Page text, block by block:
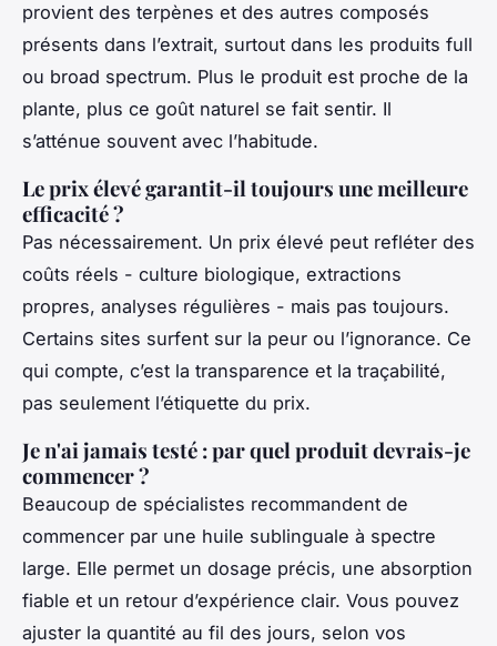
provient des terpènes et des autres composés
présents dans l’extrait, surtout dans les produits full
ou broad spectrum. Plus le produit est proche de la
plante, plus ce goût naturel se fait sentir. Il
s’atténue souvent avec l’habitude.
Le prix élevé garantit-il toujours une meilleure
efficacité ?
Pas nécessairement. Un prix élevé peut refléter des
coûts réels - culture biologique, extractions
propres, analyses régulières - mais pas toujours.
Certains sites surfent sur la peur ou l’ignorance. Ce
qui compte, c’est la transparence et la traçabilité,
pas seulement l’étiquette du prix.
Je n'ai jamais testé : par quel produit devrais-je
commencer ?
Beaucoup de spécialistes recommandent de
commencer par une huile sublinguale à spectre
large. Elle permet un dosage précis, une absorption
fiable et un retour d’expérience clair. Vous pouvez
ajuster la quantité au fil des jours, selon vos